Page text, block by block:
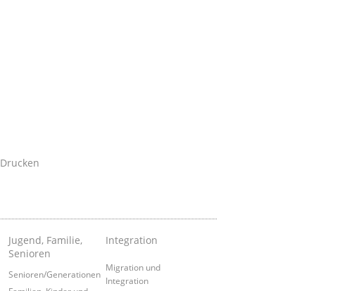
Drucken
Jugend, Familie,
Senioren
Senioren/Generationen
Integration
Migration und
Integration